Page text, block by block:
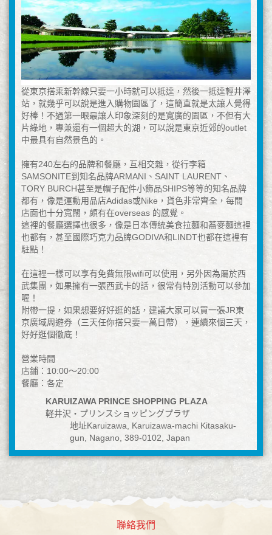
從東京搭乘新幹線只要一小時就可以抵達，然後一抵達輕井澤
站，就幾乎可以說是進入購物園區了，這簡直就是太讓人覺得
好棒！不過第一眼最讓人印象深刻的是寬廣的園區，不但有大
片綠地，專兼還有一個超大的湖，可以說是東京近郊的outlet
中最具有自然景色的。
擁有240左右的品牌和餐廳，互相交雜，從行李箱
SAMSONITE到知名品牌ARMANI、SAINT LAURENT、
TORY BURCH甚至是帽子配件小飾品SHIPS等等的知名品牌
都有，像是運動用品店Adidas或Nike，貨色非常齊全，每間
店面也十分寬闊，頗有在overseas 的感覺。
這裡的餐廳選擇也很多，像是日本傳統美食拉麵和蕎麥麵這裡
也都有，甚至國際巧克力品牌GODIVA和LINDT也都在這裡有
駐點！
在這裡一樣可以享有免費無限wifi可以使用，另外因為屬於西
武集團，如果擁有一張西武卡的話，很常有特別活動可以參加
喔！
附帶一提，如果想要好好逛的話，建議大家可以買一張JR東
京廣域周遊券（三天任你搭只要一萬日幣），連續來個三天，
好好逛個徹底！
營業時間
店鋪：10:00〜20:00
餐廳：各定
KARUIZAWA PRINCE SHOPPING PLAZA
軽井沢・プリンスショッピングプラザ
地址Karuizawa, Karuizawa-machi Kitasaku-
gun, Nagano, 389-0102, Japan
聯絡我們